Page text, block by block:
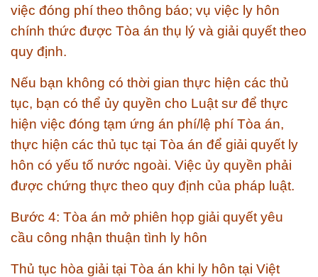
việc đóng phí theo thông báo; vụ việc ly hôn
chính thức được Tòa án thụ lý và giải quyết theo
quy định.
Nếu bạn không có thời gian thực hiện các thủ
tục, bạn có thể ủy quyền cho Luật sư để thực
hiện việc đóng tạm ứng án phí/lệ phí Tòa án,
thực hiện các thủ tục tại Tòa án để giải quyết ly
hôn có yếu tố nước ngoài. Việc ủy quyền phải
được chứng thực theo quy định của pháp luật.
Bước 4: Tòa án mở phiên họp giải quyết yêu
cầu công nhận thuận tình ly hôn
Thủ tục hòa giải tại Tòa án khi ly hôn tại Việt